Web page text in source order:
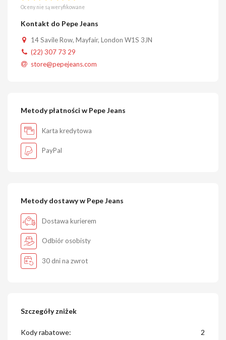
Oceny nie są weryfikowane
Kontakt do Pepe Jeans
14 Savile Row, Mayfair, London W1S 3JN
(22) 307 73 29
store@pepejeans.com
Metody płatności w Pepe Jeans
Karta kredytowa
PayPal
Metody dostawy w Pepe Jeans
Dostawa kurierem
Odbiór osobisty
30 dni na zwrot
Szczegóły zniżek
Kody rabatowe: 2